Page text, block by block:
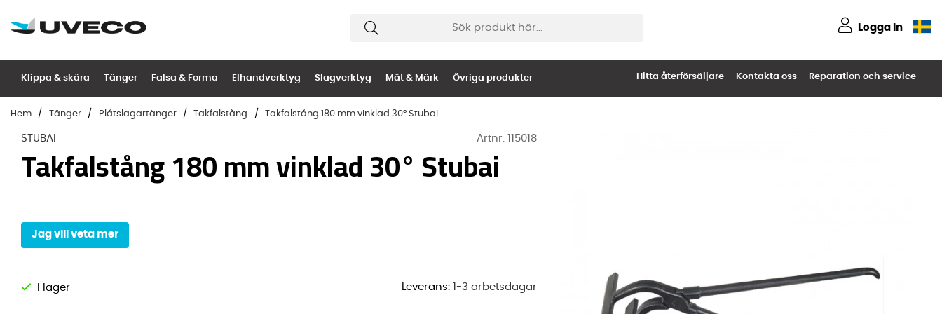
Logga in
Klippa & skära Tänger Falsa & Forma Elhandverktyg Slagverktyg Mät & Märk Övriga produkter Hitta återförsäljare Kontakta oss Reparation och service
Hem Tänger Plåtslagartänger Takfalstång Takfalstång 180 mm vinklad 30° Stubai
STUBAI Artnr:115018
Takfalstång 180 mm vinklad 30° Stubai
Jag vill veta mer
Leverans: 1-3 arbetsdagar